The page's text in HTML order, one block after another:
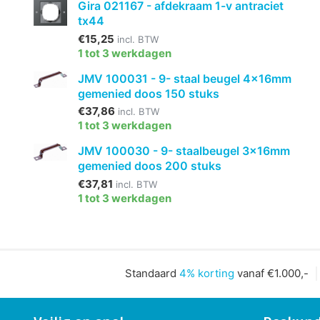
Gira 021167 - afdekraam 1-v antraciet
tx44
€15,25 incl. BTW
1 tot 3 werkdagen
JMV 100031 - 9- staal beugel 4x16mm
gemenied doos 150 stuks
€37,86 incl. BTW
1 tot 3 werkdagen
JMV 100030 - 9- staalbeugel 3x16mm
gemenied doos 200 stuks
€37,81 incl. BTW
1 tot 3 werkdagen
Standaard 4% korting vanaf €1.000,-